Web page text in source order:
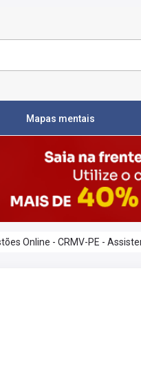
Mapas mentais
Online - CRMV-PE -